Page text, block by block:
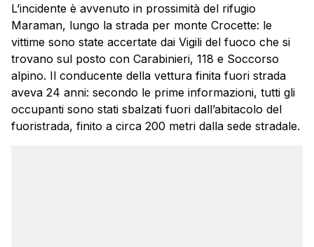
L’incidente è avvenuto in prossimità del rifugio
Maraman, lungo la strada per monte Crocette: le
vittime sono state accertate dai Vigili del fuoco che si
trovano sul posto con Carabinieri, 118 e Soccorso
alpino. Il conducente della vettura finita fuori strada
aveva 24 anni: secondo le prime informazioni, tutti gli
occupanti sono stati sbalzati fuori dall’abitacolo del
fuoristrada, finito a circa 200 metri dalla sede stradale.